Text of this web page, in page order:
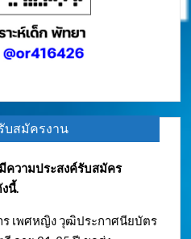
บสมัครงาน
ความประสงค์รับสมัคร
นี้.
ร เพศหญิง วุฒิประกาศนียบัตร